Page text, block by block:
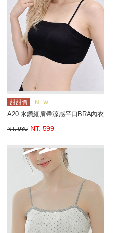
甜甜價 NEW
A20.水鑽細肩帶涼感平口BRA內衣
NT. 980 NT. 599